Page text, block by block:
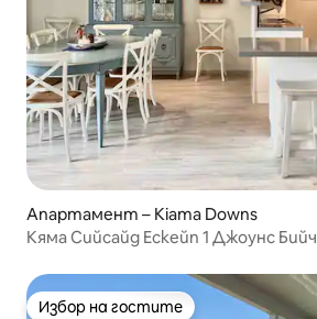
Апартамент – Kiama Downs
Кяма Сийсайд Ескейп 1 Джоунс Бийч
Избор на гостите